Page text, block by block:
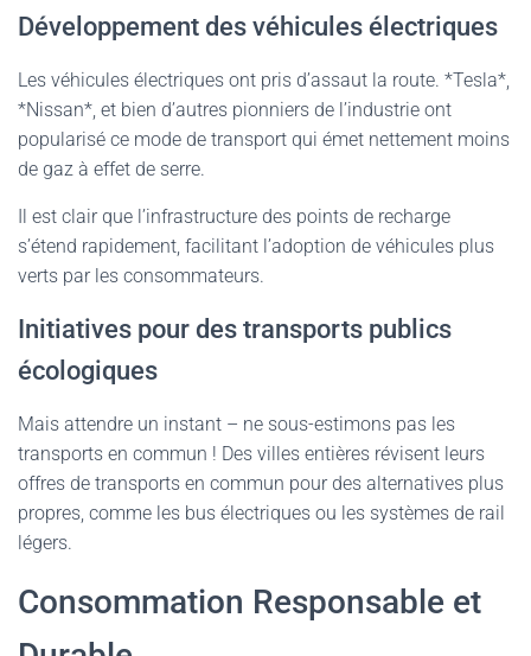
Développement des véhicules électriques
Les véhicules électriques ont pris d’assaut la route. *Tesla*,
*Nissan*, et bien d’autres pionniers de l’industrie ont
popularisé ce mode de transport qui émet nettement moins
de gaz à effet de serre.
Il est clair que l’infrastructure des points de recharge
s’étend rapidement, facilitant l’adoption de véhicules plus
verts par les consommateurs.
Initiatives pour des transports publics
écologiques
Mais attendre un instant – ne sous-estimons pas les
transports en commun ! Des villes entières révisent leurs
offres de transports en commun pour des alternatives plus
propres, comme les bus électriques ou les systèmes de rail
légers.
Consommation Responsable et